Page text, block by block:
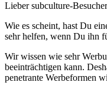
Lieber subculture-
Wie es scheint, hast Du
sehr helfen, wenn Du ihn
Wir wissen wie sehr
beeinträchtigen kann.
penetrante Werbeformen